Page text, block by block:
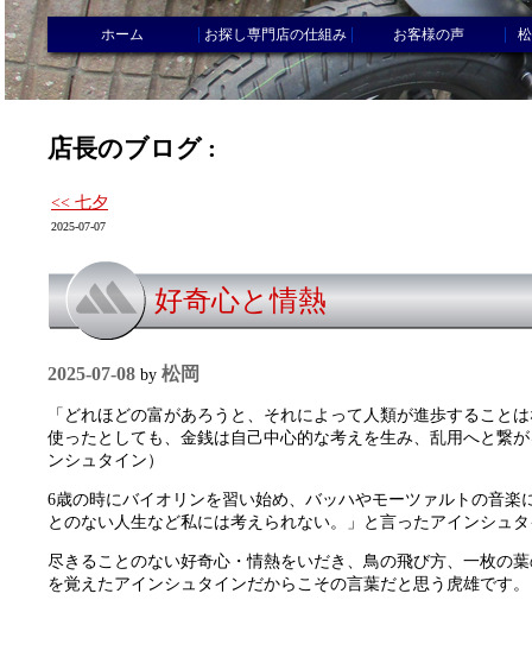
ホーム お探し専門店の仕組み お客様の声
店長のブログ :
<< 七夕
2025-07-07
好奇心と情熱
2025-07-08 by 松岡
「どれほどの富があろうと、それによって人類が進歩すること
使ったとしても、金銭は自己中心的な考えを生み、乱用へと繋
ンシュタイン）
6歳の時にバイオリンを習い始め、バッハやモーツァルトの音楽
とのない人生など私には考えられない。」と言ったアインシュ
尽きることのない好奇心・情熱をいだき、鳥の飛び方、一枚の
を覚えたアインシュタインだからこその言葉だと思う虎雄です。